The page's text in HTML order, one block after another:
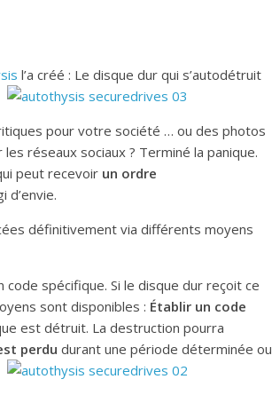
l’a créé : Le disque dur qui s’autodétruit
pour votre société … ou des photos
réseaux sociaux ? Terminé la panique.
peut recevoir un ordre
d’envie.
définitivement via différents moyens
code spécifique. Si le disque dur reçoit ce
sont disponibles : Établir un code
est détruit. La destruction pourra
perdu durant une période déterminée ou